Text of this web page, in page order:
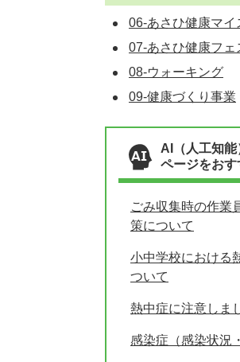
06-あさひ健康マイ
07-あさひ健康フェ
08-ウォーキング
09-健康づくり事業
AI（人工知
ページをお
ごみ収集時の作業
策について
小中学校における
ついて
熱中症に注意しま
感染症（感染状況